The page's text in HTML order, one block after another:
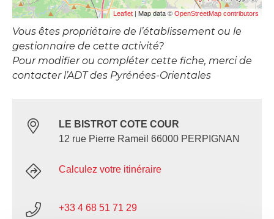
Leaflet | Map data © OpenStreetMap contributors
Vous êtes propriétaire de l’établissement ou le
gestionnaire de cette activité?
Pour modifier ou compléter cette fiche, merci de
contacter l’ADT des Pyrénées-Orientales
LE BISTROT COTE COUR
12 rue Pierre Rameil 66000 PERPIGNAN
Calculez votre itinéraire
+33 4 68 51 71 29